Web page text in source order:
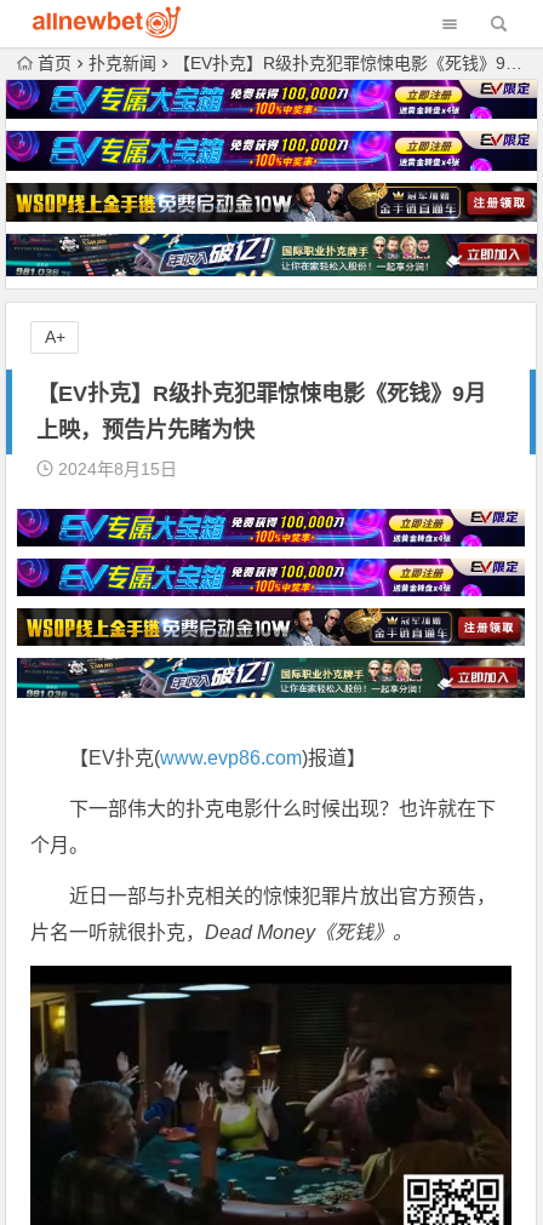
首页 扑克新闻 【EV扑克】R级扑克犯罪惊悚电影《死钱》9月上映，预告片先睹为快
【EV扑克】R级扑克犯罪惊悚电影《死钱》9月
上映，预告片先睹为快
2024年8月15日
【EV扑克(www.evp86.com)报道】
下一部伟大的扑克电影什么时候出现？也许就在下
个月。
近日一部与扑克相关的惊悚犯罪片放出官方预告，
片名一听就很扑克，Dead Money《死钱》。
A+